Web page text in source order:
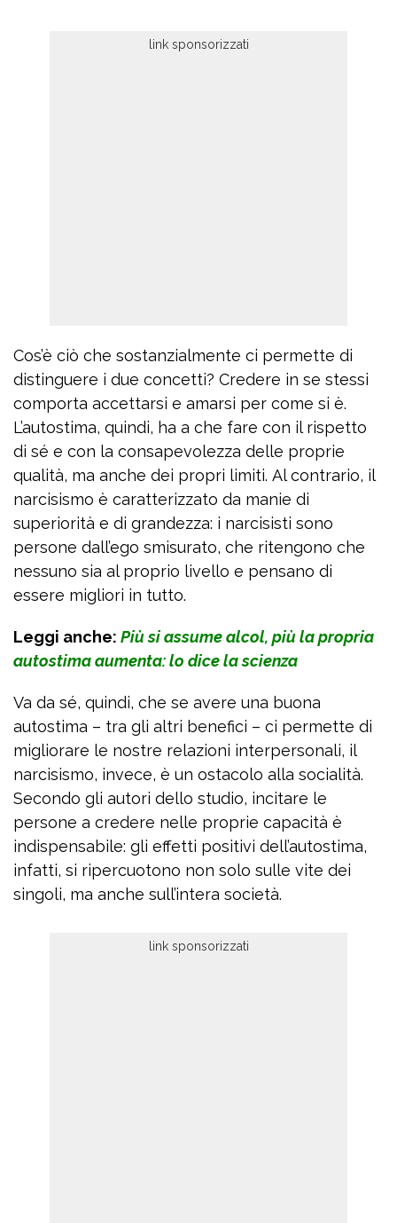
Cos’è ciò che sostanzialmente ci permette di
distinguere i due concetti? Credere in se stessi
comporta accettarsi e amarsi per come si è.
L’autostima, quindi, ha a che fare con il rispetto
di sé e con la consapevolezza delle proprie
qualità, ma anche dei propri limiti. Al contrario, il
narcisismo è caratterizzato da manie di
superiorità e di grandezza: i narcisisti sono
persone dall’ego smisurato, che ritengono che
nessuno sia al proprio livello e pensano di
essere migliori in tutto.
Leggi anche: Più si assume alcol, più la propria
autostima aumenta: lo dice la scienza
Va da sé, quindi, che se avere una buona
autostima – tra gli altri benefici – ci permette di
migliorare le nostre relazioni interpersonali, il
narcisismo, invece, è un ostacolo alla socialità.
Secondo gli autori dello studio, incitare le
persone a credere nelle proprie capacità è
indispensabile: gli effetti positivi dell’autostima,
infatti, si ripercuotono non solo sulle vite dei
singoli, ma anche sull’intera società.